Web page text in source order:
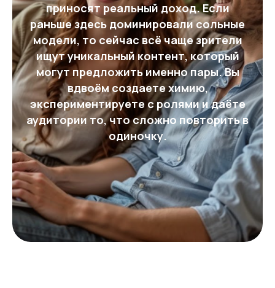
приносят реальный доход. Если
раньше здесь доминировали сольные
модели, то сейчас всё чаще зрители
ищут уникальный контент, который
могут предложить именно пары. Вы
вдвоём создаете химию,
экспериментируете с ролями и даёте
аудитории то, что сложно повторить в
одиночку.